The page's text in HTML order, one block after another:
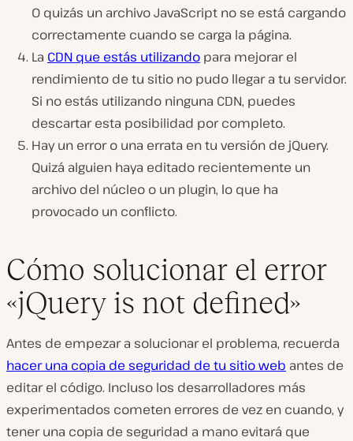
O quizás un archivo JavaScript no se está cargando
correctamente cuando se carga la página.
La CDN que estás utilizando para mejorar el
rendimiento de tu sitio no pudo llegar a tu servidor.
Si no estás utilizando ninguna CDN, puedes
descartar esta posibilidad por completo.
Hay un error o una errata en tu versión de jQuery.
Quizá alguien haya editado recientemente un
archivo del núcleo o un plugin, lo que ha
provocado un conflicto.
Cómo solucionar el error
«jQuery is not defined»
Antes de empezar a solucionar el problema, recuerda
hacer una copia de seguridad de tu sitio web antes de
editar el código. Incluso los desarrolladores más
experimentados cometen errores de vez en cuando, y
tener una copia de seguridad a mano evitará que